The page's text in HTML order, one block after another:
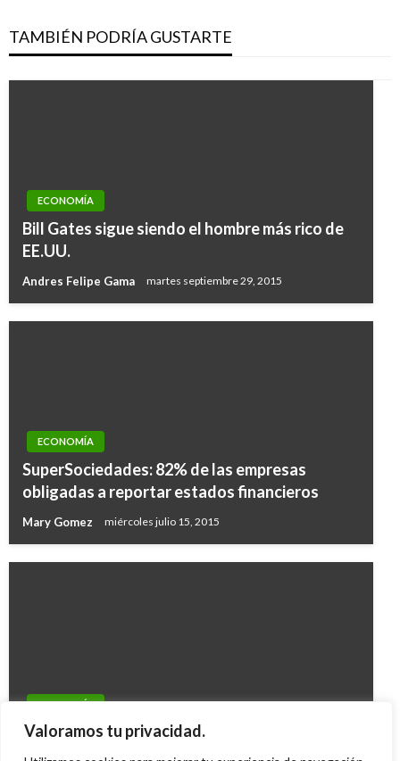
Valoramos tu privacidad.
TAMBIÉN PODRÍA GUSTARTE
ECONOMÍA
Bill Gates sigue siendo el hombre más rico de
EE.UU.
Andres Felipe Gama martes septiembre 29, 2015
ECONOMÍA
SuperSociedades: 82% de las empresas
obligadas a reportar estados financieros
Mary Gomez miércoles julio 15, 2015
ECONOMÍA
Indicadores Económicos
ECONOMÍA
Gobierno de Colombia declara otra